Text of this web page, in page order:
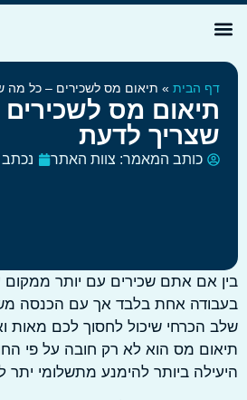
הבית »תיאום מס לשכירים – כל מה שצריך
מס לשכירים –
לדעת
כותב המאמר:צוות האתר נכתב
אם אתם שכירים עם יותר ממקום
אחת בלבד אך עם הכנסה
הכרחי שיכול לחסוך לכם מאות ואף
מס הוא לא רק חובה על פי החוק –
ביותר להימנע מתשלומי יתר למס